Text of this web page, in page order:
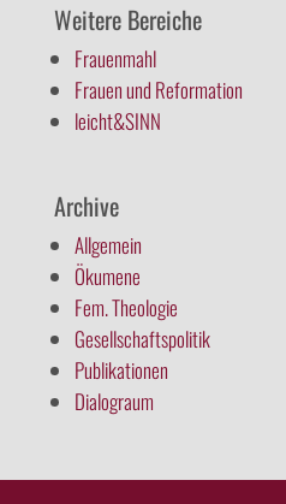
Weitere Bereiche
Frauenmahl
Frauen und Reformation
leicht&SINN
Archive
Allgemein
Ökumene
Fem. Theologie
Gesellschaftspolitik
Publikationen
Dialograum